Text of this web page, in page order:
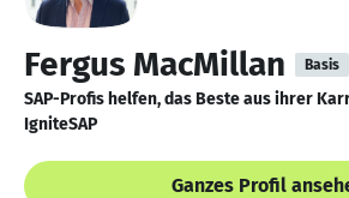
Fergus MacMillan Basis
SAP-Profis helfen, das Beste aus ihrer
IgniteSAP
Ganzes Profil